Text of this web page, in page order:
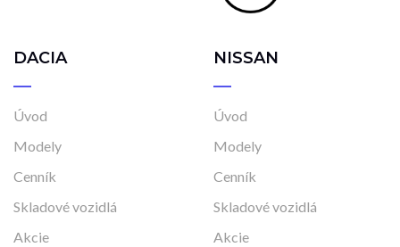
DACIA
Úvod
Modely
Cenník
Skladové vozidlá
Akcie
NISSAN
Úvod
Modely
Cenník
Skladové vozidlá
Akcie